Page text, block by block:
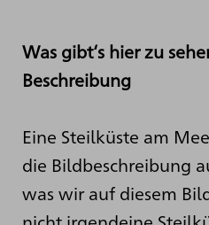
Was gibt‘s hier zu
Beschreibung
Eine Steilküste am
die Bildbeschreibung
was wir auf diesem